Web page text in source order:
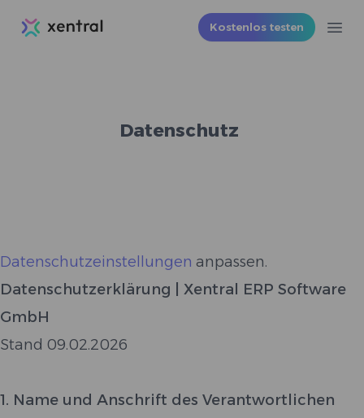
Xentral Kostenlos testen
Datenschutz
Datenschutzeinstellungen anpassen.
Datenschutzerklärung | Xentral ERP Software
GmbH
Stand 09.02.2026
1. Name und Anschrift des Verantwortlichen